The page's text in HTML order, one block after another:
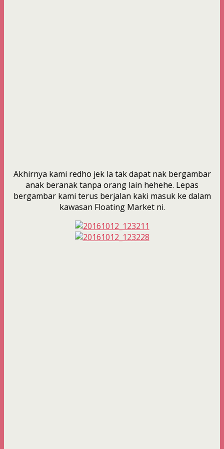
Akhirnya kami redho jek la tak dapat nak bergambar
anak beranak tanpa orang lain hehehe. Lepas
bergambar kami terus berjalan kaki masuk ke dalam
kawasan Floating Market ni.